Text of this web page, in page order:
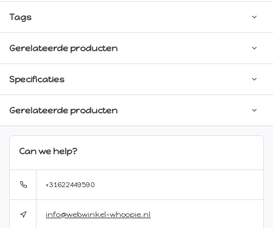
Tags
Gerelateerde producten
Specificaties
Gerelateerde producten
Can we help?
+31622449590
info@webwinkel-whoopie.nl